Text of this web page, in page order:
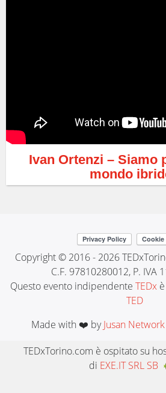
Ivan Ortenzi – Siamo
mondo
Copyright © 2016 - 2026
C.F. 97810280012, P. IVA
Questo evento indipendente TEDx
TED
Made with ❤️ byJusan Network
TEDxTorino.com è ospitato su
di EXE.IT SRL SB